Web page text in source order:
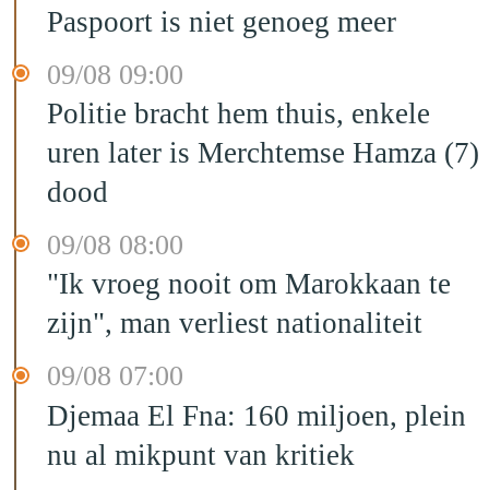
Paspoort is niet genoeg meer
09/08 09:00
Politie bracht hem thuis, enkele
uren later is Merchtemse Hamza (7)
dood
09/08 08:00
"Ik vroeg nooit om Marokkaan te
zijn", man verliest nationaliteit
09/08 07:00
Djemaa El Fna: 160 miljoen, plein
nu al mikpunt van kritiek